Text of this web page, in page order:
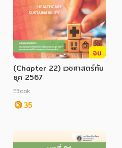
จบ
(Chapter 22) เวชศาสตร์ทัน
ยุค 2567
EBook
35